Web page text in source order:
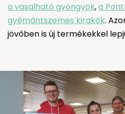
a vasalható gyöngyök,a
gyémántszemes kirakók.
jövőben is új termékekkel